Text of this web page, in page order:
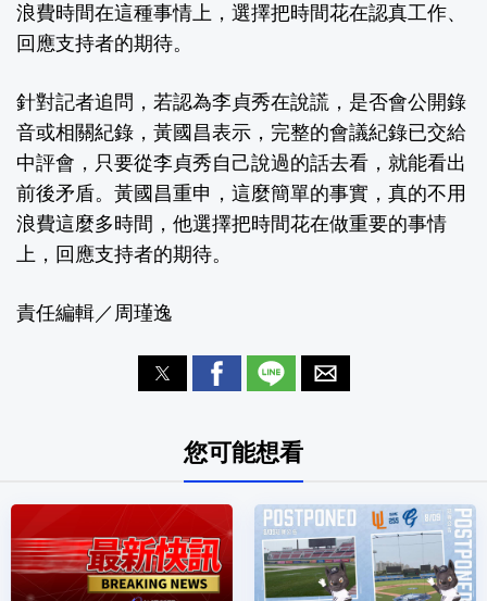
浪費時間在這種事情上，選擇把時間花在認真工作、
回應支持者的期待。
針對記者追問，若認為李貞秀在說謊，是否會公開錄
音或相關紀錄，黃國昌表示，完整的會議紀錄已交給
中評會，只要從李貞秀自己說過的話去看，就能看出
前後矛盾。黃國昌重申，這麼簡單的事實，真的不用
浪費這麼多時間，他選擇把時間花在做重要的事情
上，回應支持者的期待。
責任編輯／周瑾逸
您可能想看